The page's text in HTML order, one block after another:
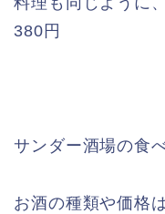
380円
サンダー酒場の食
お酒の種類や価格